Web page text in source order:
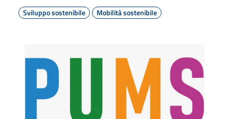
Sviluppo sostenibile
Mobilità sostenibile